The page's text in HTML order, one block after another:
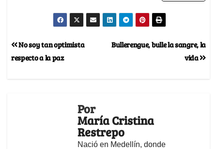
Bullerengue, bulle la sangre, la
vida
No soy tan optimista
respecto a la paz
Por
María Cristina
Restrepo
Nació en Medellín, donde